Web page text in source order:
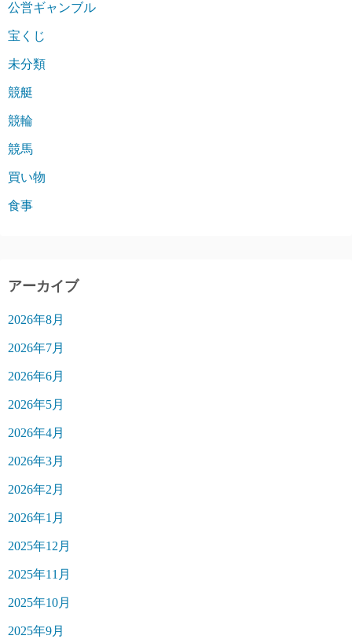
公営ギャンブル
宝くじ
未分類
競艇
競輪
競馬
買い物
食事
アーカイブ
2026年8月
2026年7月
2026年6月
2026年5月
2026年4月
2026年3月
2026年2月
2026年1月
2025年12月
2025年11月
2025年10月
2025年9月